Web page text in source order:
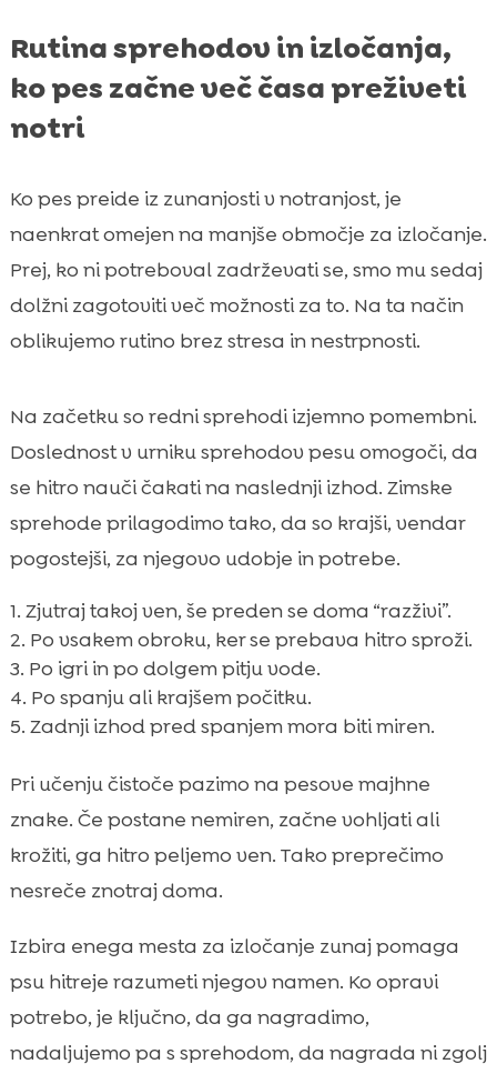
Rutina sprehodov in izločanja,
ko pes začne več časa preživeti
notri
Ko pes preide iz zunanjosti v notranjost, je
naenkrat omejen na manjše območje za izločanje.
Prej, ko ni potreboval zadrževati se, smo mu sedaj
dolžni zagotoviti več možnosti za to. Na ta način
oblikujemo rutino brez stresa in nestrpnosti.
Na začetku so redni sprehodi izjemno pomembni.
Doslednost v urniku sprehodov pesu omogoči, da
se hitro nauči čakati na naslednji izhod. Zimske
sprehode prilagodimo tako, da so krajši, vendar
pogostejši, za njegovo udobje in potrebe.
Zjutraj takoj ven, še preden se doma “razživi”.
Po vsakem obroku, ker se prebava hitro sproži.
Po igri in po dolgem pitju vode.
Po spanju ali krajšem počitku.
Zadnji izhod pred spanjem mora biti miren.
Pri učenju čistoče pazimo na pesove majhne
znake. Če postane nemiren, začne vohljati ali
krožiti, ga hitro peljemo ven. Tako preprečimo
nesreče znotraj doma.
Izbira enega mesta za izločanje zunaj pomaga
psu hitreje razumeti njegov namen. Ko opravi
potrebo, je ključno, da ga nagradimo,
nadaljujemo pa s sprehodom, da nagrada ni zgolj